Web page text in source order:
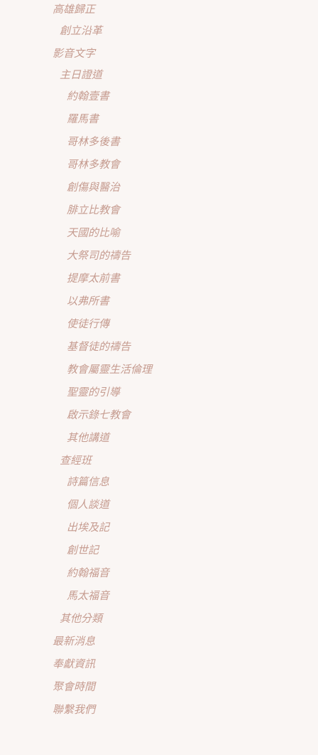
高雄歸正
創立沿革
影音文字
主日證道
約翰壹書
羅馬書
哥林多後書
哥林多教會
創傷與醫治
腓立比教會
天國的比喻
大祭司的禱告
提摩太前書
以弗所書
使徒行傳
基督徒的禱告
教會屬靈生活倫理
聖靈的引導
啟示錄七教會
其他講道
查經班
詩篇信息
個人談道
出埃及記
創世記
約翰福音
馬太福音
其他分類
最新消息
奉獻資訊
聚會時間
聯繫我們